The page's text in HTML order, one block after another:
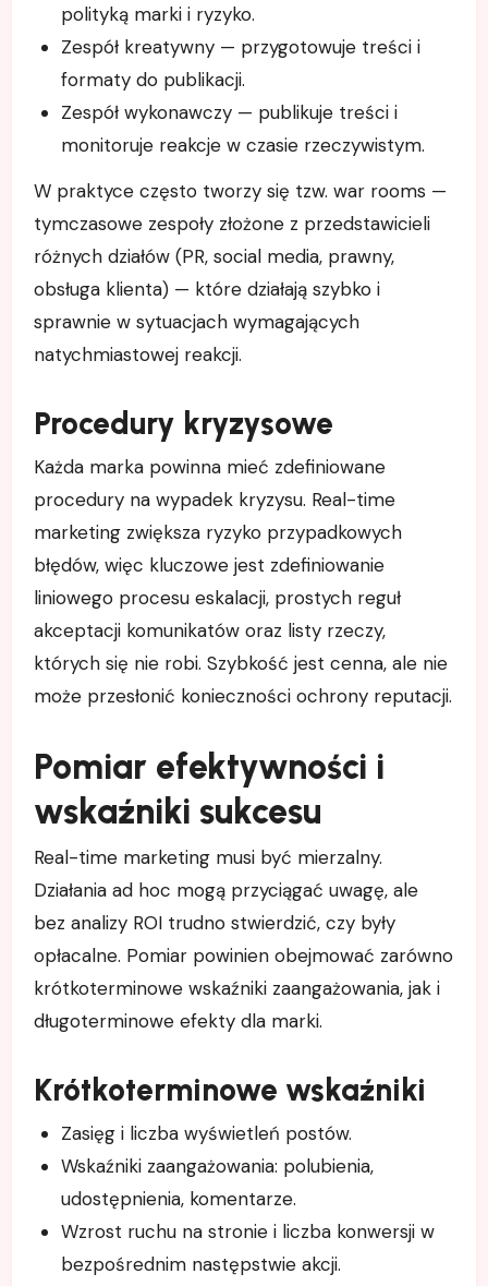
polityką marki i ryzyko.
Zespół kreatywny — przygotowuje treści i
formaty do publikacji.
Zespół wykonawczy — publikuje treści i
monitoruje reakcje w czasie rzeczywistym.
W praktyce często tworzy się tzw. war rooms —
tymczasowe zespoły złożone z przedstawicieli
różnych działów (PR, social media, prawny,
obsługa klienta) — które działają szybko i
sprawnie w sytuacjach wymagających
natychmiastowej reakcji.
Procedury kryzysowe
Każda marka powinna mieć zdefiniowane
procedury na wypadek kryzysu. Real-time
marketing zwiększa ryzyko przypadkowych
błędów, więc kluczowe jest zdefiniowanie
liniowego procesu eskalacji, prostych reguł
akceptacji komunikatów oraz listy rzeczy,
których się nie robi. Szybkość jest cenna, ale nie
może przesłonić konieczności ochrony reputacji.
Pomiar efektywności i
wskaźniki sukcesu
Real-time marketing musi być mierzalny.
Działania ad hoc mogą przyciągać uwagę, ale
bez analizy ROI trudno stwierdzić, czy były
opłacalne. Pomiar powinien obejmować zarówno
krótkoterminowe wskaźniki zaangażowania, jak i
długoterminowe efekty dla marki.
Krótkoterminowe wskaźniki
Zasięg i liczba wyświetleń postów.
Wskaźniki zaangażowania: polubienia,
udostępnienia, komentarze.
Wzrost ruchu na stronie i liczba konwersji w
bezpośrednim następstwie akcji.